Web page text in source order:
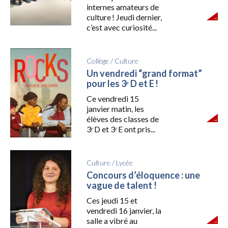
internes amateurs de
culture ! Jeudi dernier,
c’est avec curiosité...
Collège / Culture
Un vendredi “grand format”
pour les 3ᵉ D et E !
Ce vendredi 15
janvier matin, les
élèves des classes de
3ᵉ D et 3ᵉ E ont pris...
Culture / Lycée
Concours d’éloquence : une
vague de talent !
Ces jeudi 15 et
vendredi 16 janvier, la
salle a vibré au